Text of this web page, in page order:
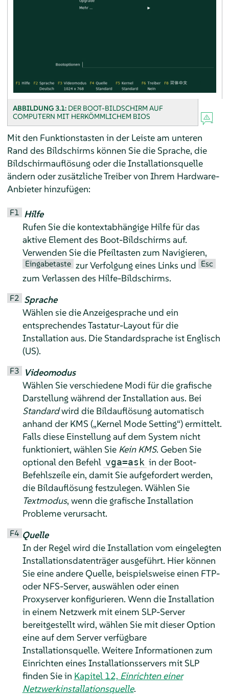
ABBILDUNG 3.1: DER BOOT-BILDSCHIRM AUF
COMPUTERN MIT HERKÖMMLICHEM BIOS
Mit den Funktionstasten in der Leiste am unteren
Rand des Bildschirms können Sie die Sprache, die
Bildschirmauflösung oder die Installationsquelle
ändern oder zusätzliche Treiber von Ihrem Hardware-
Anbieter hinzufügen:
F1 Hilfe
Rufen Sie die kontextabhängige Hilfe für das
aktive Element des Boot-Bildschirms auf.
Verwenden Sie die Pfeiltasten zum Navigieren,
Eingabetaste zur Verfolgung eines Links und Esc
zum Verlassen des Hilfe-Bildschirms.
F2 Sprache
Wählen sie die Anzeigesprache und ein
entsprechendes Tastatur-Layout für die
Installation aus. Die Standardsprache ist Englisch
(US).
F3
Videomodus
Wählen Sie verschiedene Modi für die grafische
Darstellung während der Installation aus. Bei
Standardwird die Bildauflösung automatisch
anhand der KMS („Kernel Mode Setting“) ermittelt.
Falls diese Einstellung auf dem System nicht
funktioniert, wählen Sie Kein KMS. Geben Sie
optional den Befehl vga=ask in der Boot-
Befehlszeile ein, damit Sie aufgefordert werden,
die Bildauflösung festzulegen. Wählen Sie
Textmodus, wenn die grafische Installation
Probleme verursacht.
F4 Quelle
In der Regel wird die Installation vom eingelegten
Installationsdatenträger ausgeführt. Hier können
Sie eine andere Quelle, beispielsweise einen FTP-
oder NFS-Server, auswählen oder einen
Proxyserver konfigurieren. Wenn die Installation
in einem Netzwerk mit einem SLP-Server
bereitgestellt wird, wählen Sie mit dieser Option
eine auf dem Server verfügbare
Installationsquelle. Weitere Informationen zum
Einrichten eines Installationsservers mit SLP
finden Sie in Kapitel 12, Einrichten einer
Netzwerkinstallationsquelle.